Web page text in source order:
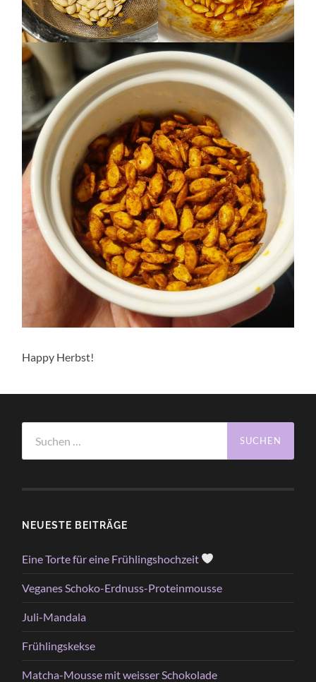
Happy Herbst!
nach:
NEUESTE BEITRÄGE
Eine Torte für eine Frühlingshochzeit
Veganes Schoko-Erdnuss-Proteinmousse
Juli-Mandala
Frühlingskekse
Matcha-Mousse mit weisser Schokolade